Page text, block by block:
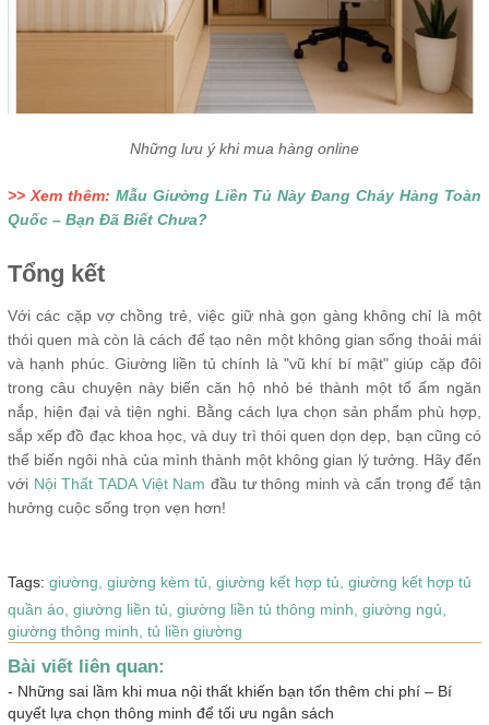
Những lưu ý khi mua hàng online
>> Xem thêm: Mẫu Giường Liền Tủ Này Đang Cháy Hàng Toàn
Quốc – Bạn Đã Biết Chưa?
Tổng kết
Với các cặp vợ chồng trẻ, việc giữ nhà gọn gàng không chỉ là một
thói quen mà còn là cách để tạo nên một không gian sống thoải mái
và hạnh phúc. Giường liền tủ chính là "vũ khí bí mật" giúp cặp đôi
trong câu chuyện này biến căn hộ nhỏ bé thành một tổ ấm ngăn
nắp, hiện đại và tiện nghi. Bằng cách lựa chọn sản phẩm phù hợp,
sắp xếp đồ đạc khoa học, và duy trì thói quen dọn dẹp, bạn cũng có
thể biến ngôi nhà của mình thành một không gian lý tưởng. Hãy đến
với Nội Thất TADA Việt Nam đầu tư thông minh và cẩn trọng để tận
hưởng cuộc sống trọn vẹn hơn!
Tags: giường, giường kèm tủ, giường kết hợp tủ, giường kết hợp tủ
quần áo, giường liền tủ, giường liền tủ thông minh, giường ngủ,
giường thông minh, tủ liền giường
Bài viết liên quan:
- Những sai lầm khi mua nội thất khiến bạn tốn thêm chi phí – Bí
quyết lựa chọn thông minh để tối ưu ngân sách